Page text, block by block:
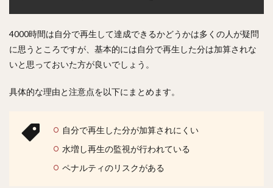
4000時間は自分で再生して達成できるかどうかは多くの人が疑問
に思うところですが、基本的には自分で再生した分は加算されな
いと思っておいた方が良いでしょう。
具体的な理由と注意点を以下にまとめます。
自分で再生した分が加算されにくい
水増し再生の監視が行われている
ペナルティのリスクがある